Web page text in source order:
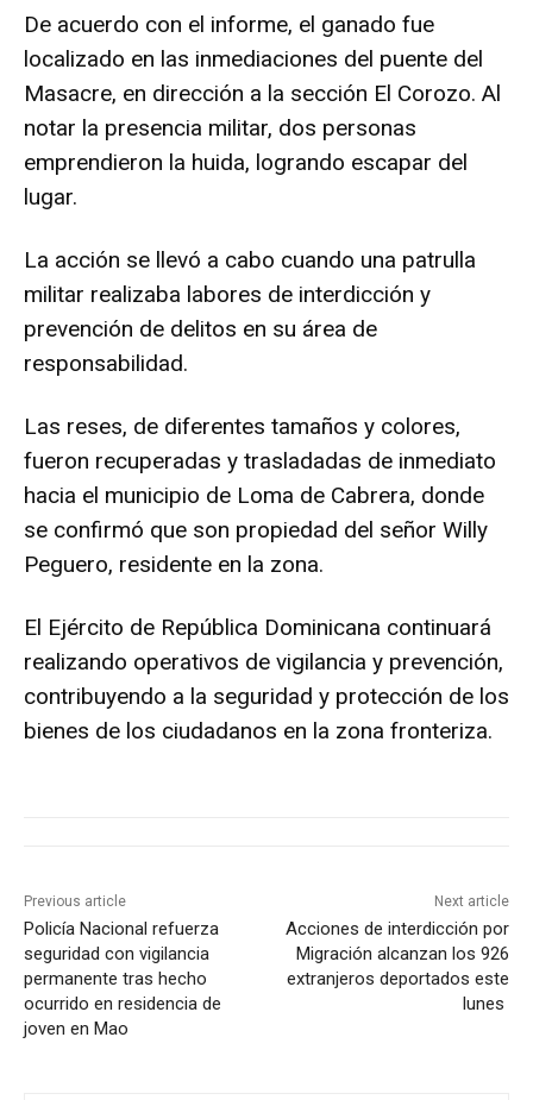
De acuerdo con el informe, el ganado fue
localizado en las inmediaciones del puente del
Masacre, en dirección a la sección El Corozo. Al
notar la presencia militar, dos personas
emprendieron la huida, logrando escapar del
lugar.
La acción se llevó a cabo cuando una patrulla
militar realizaba labores de interdicción y
prevención de delitos en su área de
responsabilidad.
Las reses, de diferentes tamaños y colores,
fueron recuperadas y trasladadas de inmediato
hacia el municipio de Loma de Cabrera, donde
se confirmó que son propiedad del señor Willy
Peguero, residente en la zona.
El Ejército de República Dominicana continuará
realizando operativos de vigilancia y prevención,
contribuyendo a la seguridad y protección de los
bienes de los ciudadanos en la zona fronteriza.
Previous article
Policía Nacional refuerza
seguridad con vigilancia
permanente tras hecho
ocurrido en residencia de
joven en Mao
Next article
Acciones de interdicción por
Migración alcanzan los 926
extranjeros deportados este
lunes